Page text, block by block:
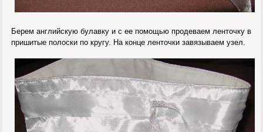
Берем английскую булавку и с ее помощью продеваем ленточку в
пришитые полоски по кругу. На конце ленточки завязываем узел.